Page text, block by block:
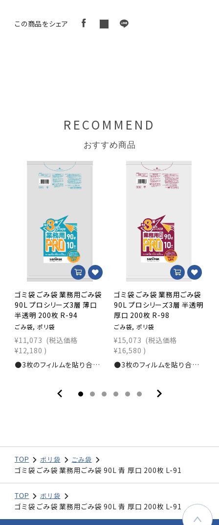
この商品をシェア
RECOMMEND
おすすめ商品
ゴミ袋 ごみ袋 業務用ごみ袋
90L プロシリーズ3層 薄口
半透明 200枚 R-94
ごみ袋, ポリ袋
¥11,073 (税込価格
¥12,180 )
●3枚のフィルムを貼り合わせた強力なごみ袋！寸法：横900×縦1,000ｍｍ素材：3PLY0.030mm入数：200枚商品コード：1111104300
ゴミ袋 ごみ袋 業務用ごみ袋
90L プロシリーズ3層 半透明
厚口 200枚 R-98
ごみ袋, ポリ袋
¥15,073 (税込価格
¥16,580 )
●3枚のフィルムを貼り合わせた強力なごみ袋！寸法：横900×縦1,000ｍｍ素材：3PLY0.047mm入数：200枚商品コード：1111104320
TOP ポリ袋 ごみ袋
ゴミ袋 ごみ袋 業務用ごみ袋 90L 青 厚口 200枚 L-91
TOP ポリ袋
ゴミ袋 ごみ袋 業務用ごみ袋 90L 青 厚口 200枚 L-91